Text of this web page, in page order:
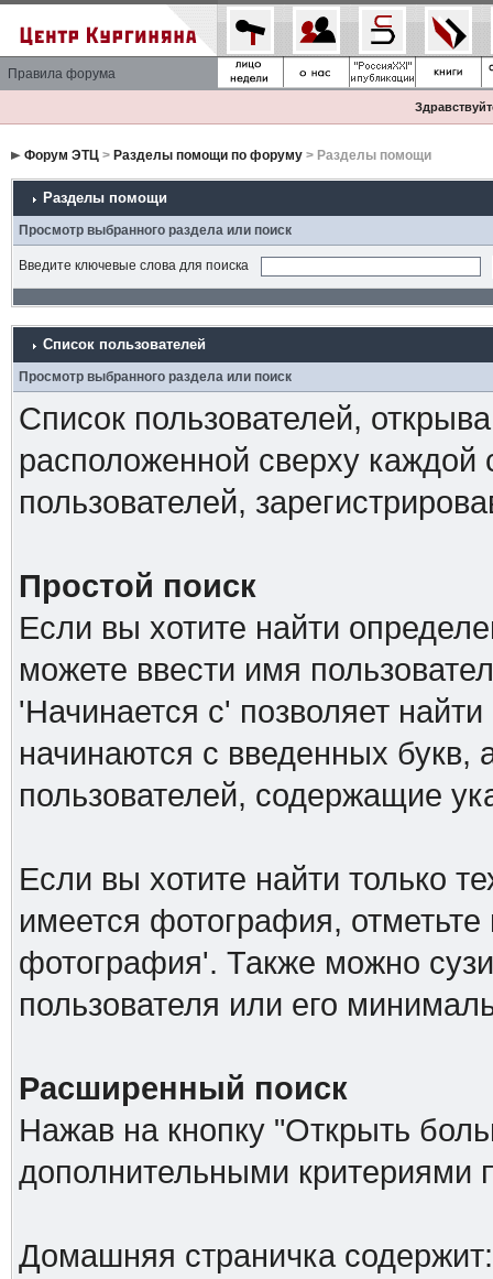
Правила форума
Форум ЭТЦ> Разделы помощи по форуму> Разделы помощи
Разделы помощи
Просмотр выбранного раздела или поиск
Введите ключевые слова для поиска
Список пользователей
Просмотр выбранного раздела или поиск
Список пользователей,
расположенной сверху каждой
пользователей,
Простой поиск
Если вы хотите найти
можете ввести имя
'Начинается с' позволяет
начинаются с введенных букв,
пользователей, содержащие
Если вы хотите найти только
имеется фотография,
фотография'. Также можно
пользователя или его
Расширенный поиск
Нажав на кнопку "Открыть
дополнительными критериями
Домашняя страничка